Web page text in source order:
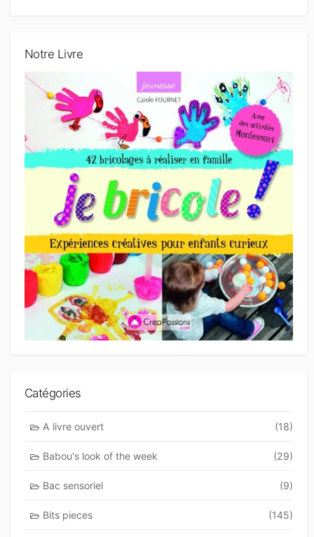
Notre Livre
Catégories
A livre ouvert (18)
Babou's look of the week (29)
Bac sensoriel (9)
Bits pieces (145)